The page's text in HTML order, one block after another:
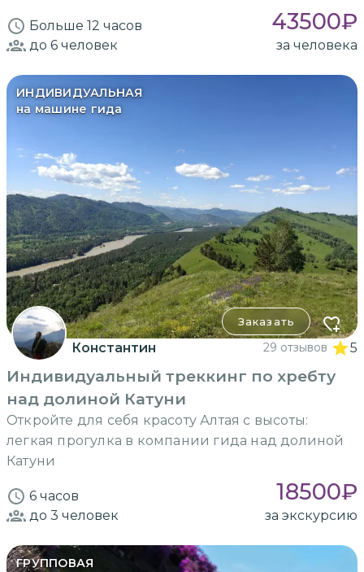
Больше 12 часов 43500₽
до 6 человек за человека
ИНДИВИДУАЛЬНАЯ
на машине гида
Заказать
Константин 29 отзывов 5
Индивидуальный треккинг по хребту
над долиной Катуни
Откройте для себя красоту Алтая с высоты:
легкая прогулка в компании гида над долиной
Катуни
6 часов 18500₽
до 3 человек за экскурсию
ГРУППОВАЯ